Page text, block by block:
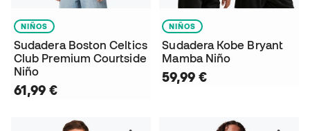
NIÑOS
Sudadera Boston Celtics
Club Premium Courtside
Niño
61,99 €
NIÑOS
Sudadera Kobe Bryant
Mamba Niño
59,99 €